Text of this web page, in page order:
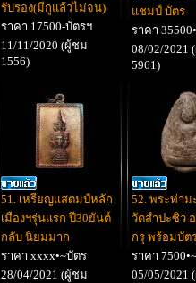
รับรอง(มีกูแล้วไม่จน)
ราคา 17500-บัตรฯ
11/11/2020 (ผู้ชม
1556)
แชมป์ บัตร
ราคา
08/02/2021
5961)
51. เหรียญแสตมป์หลัก
เมืองฯรุ่นแรก ปี30ยันต์
กลับ นิยมมาก
ราคา xxxx•~บัตร
28/04/2021 (ผู้ชม
52. พระท่าม
วัดสำปะซิว
กรุ พร้อมบัต
ราคา
05/05/2021